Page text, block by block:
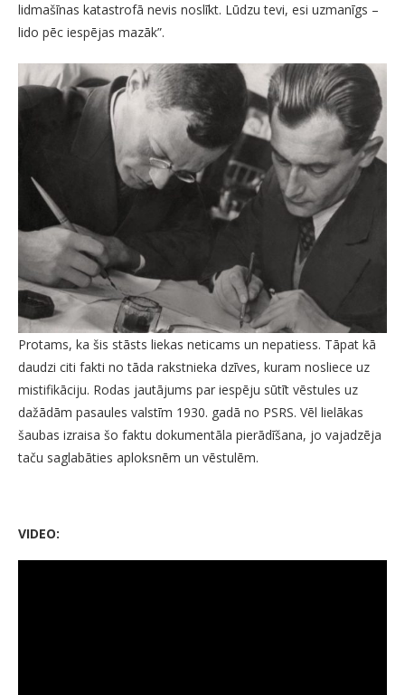
lidmašīnas katastrofā nevis noslīkt. Lūdzu tevi, esi uzmanīgs –
lido pēc iespējas mazāk”.
Protams, ka šis stāsts liekas neticams un nepatiess. Tāpat kā
daudzi citi fakti no tāda rakstnieka dzīves, kuram nosliece uz
mistifikāciju. Rodas jautājums par iespēju sūtīt vēstules uz
dažādām pasaules valstīm 1930. gadā no PSRS. Vēl lielākas
šaubas izraisa šo faktu dokumentāla pierādīšana, jo vajadzēja
taču saglabāties aploksnēm un vēstulēm.
VIDEO: